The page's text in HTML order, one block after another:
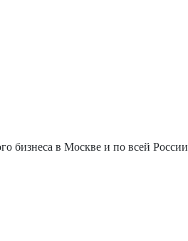
бизнеса в Москве и по всей России